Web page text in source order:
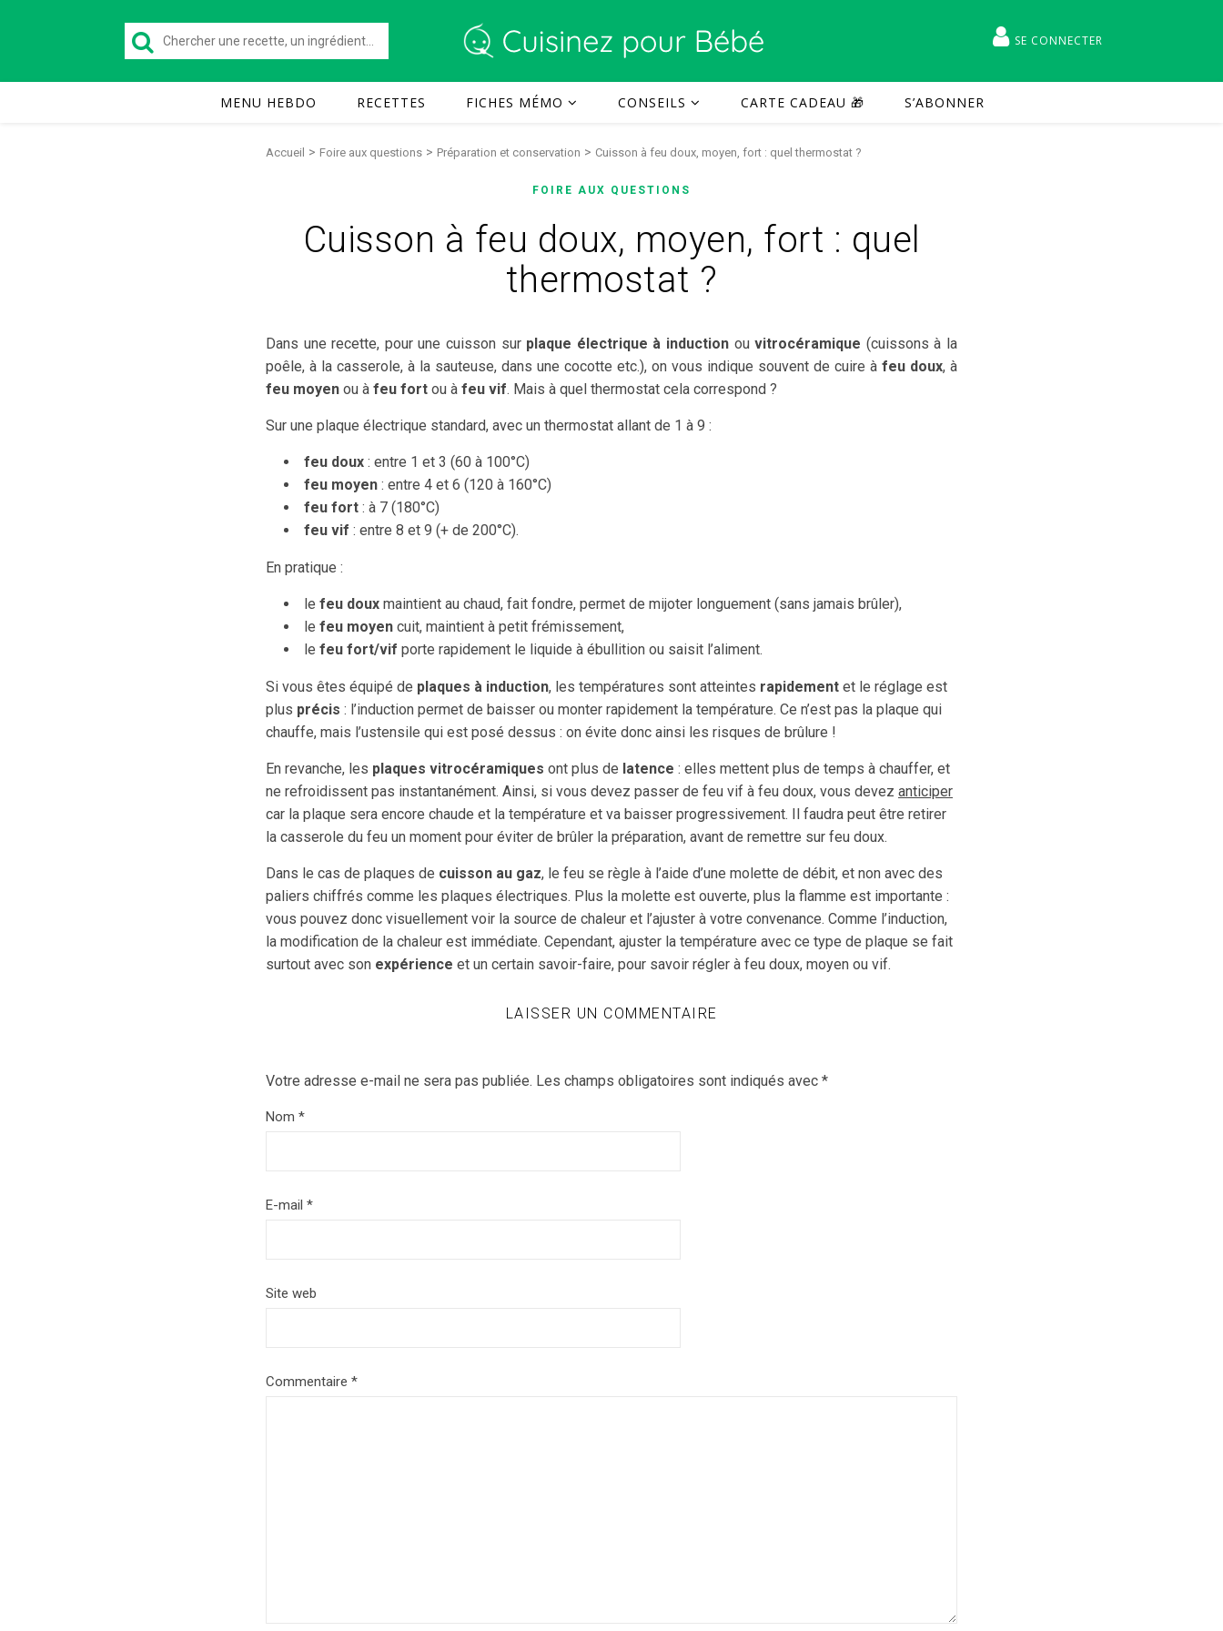
SE CONNECTER
MENU HEBDO RECETTES FICHES MÉMO CONSEILS CARTE CADEAU 🎁 S’ABONNER
Accueil > Foire aux questions > Préparation et conservation > Cuisson à feu doux, moyen, fort : quel thermostat ?
FOIRE AUX QUESTIONS
Cuisson à feu doux, moyen, fort : quel
thermostat ?
Dans une recette, pour une cuisson sur plaque électrique à induction ouvitrocéramique (cuissons à la
poêle, à la casserole, à la sauteuse, dans une cocotte etc.), on vous indique souvent de cuire à feu doux, à
feu moyen ou à feu fort ou à feu vif. Mais à quel thermostat cela correspond ?
Sur une plaque électrique standard, avec un thermostat allant de 1 à 9 :
feu doux : entre 1 et 3 (60 à 100°C)
feu moyen : entre 4 et 6 (120 à 160°C)
feu fort : à 7 (180°C)
feu vif : entre 8 et 9 (+ de 200°C).
En pratique :
le feu doux maintient au chaud, fait fondre, permet de mijoter longuement (sans jamais brûler),
le feu moyen cuit, maintient à petit frémissement,
le feu fort/vif porte rapidement le liquide à ébullition ou saisit l’aliment.
Si vous êtes équipé de plaques à induction, les températures sont atteintes rapidement et le réglage est
plus précis : l’induction permet de baisser ou monter rapidement la température. Ce n’est pas la plaque qui
chauffe, mais l’ustensile qui est posé dessus : on évite donc ainsi les risques de brûlure !
En revanche, les plaques vitrocéramiques ont plus de latence : elles mettent plus de temps à chauffer, et
ne refroidissent pas instantanément. Ainsi, si vous devez passer de feu vif à feu doux, vous devez anticiper
car la plaque sera encore chaude et la température et va baisser progressivement. Il faudra peut être retirer
la casserole du feu un moment pour éviter de brûler la préparation, avant de remettre sur feu doux.
Dans le cas de plaques de cuisson au gaz, le feu se règle à l’aide d’une molette de débit, et non avec des
paliers chiffrés comme les plaques électriques. Plus la molette est ouverte, plus la flamme est importante :
vous pouvez donc visuellement voir la source de chaleur et l’ajuster à votre convenance. Comme l’induction,
la modification de la chaleur est immédiate. Cependant, ajuster la température avec ce type de plaque se fait
surtout avec son expérience et un certain savoir-faire, pour savoir régler à feu doux, moyen ou vif.
LAISSER UN COMMENTAIRE
Votre adresse e-mail ne sera pas publiée. Les champs obligatoires sont indiqués avec *
Nom *
E-mail *
Site web
Commentaire *